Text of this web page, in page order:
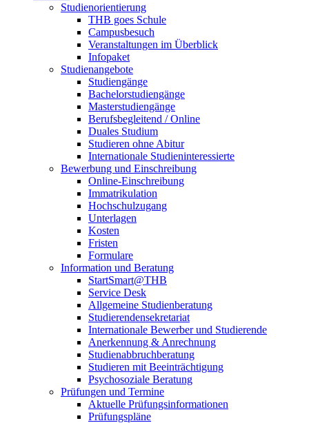
Studienorientierung
THB goes Schule
Campusbesuch
Veranstaltungen im Überblick
Infopaket
Studienangebote
Studiengänge
Bachelorstudiengänge
Masterstudiengänge
Berufsbegleitend / Online
Duales Studium
Studieren ohne Abitur
Internationale Studieninteressierte
Bewerbung und Einschreibung
Online-Einschreibung
Immatrikulation
Hochschulzugang
Unterlagen
Kosten
Fristen
Formulare
Information und Beratung
StartSmart@THB
Service Desk
Allgemeine Studienberatung
Studierendensekretariat
Internationale Bewerber und Studierende
Anerkennung & Anrechnung
Studienabbruchberatung
Studieren mit Beeinträchtigung
Psychosoziale Beratung
Prüfungen und Termine
Aktuelle Prüfungsinformationen
Prüfungspläne